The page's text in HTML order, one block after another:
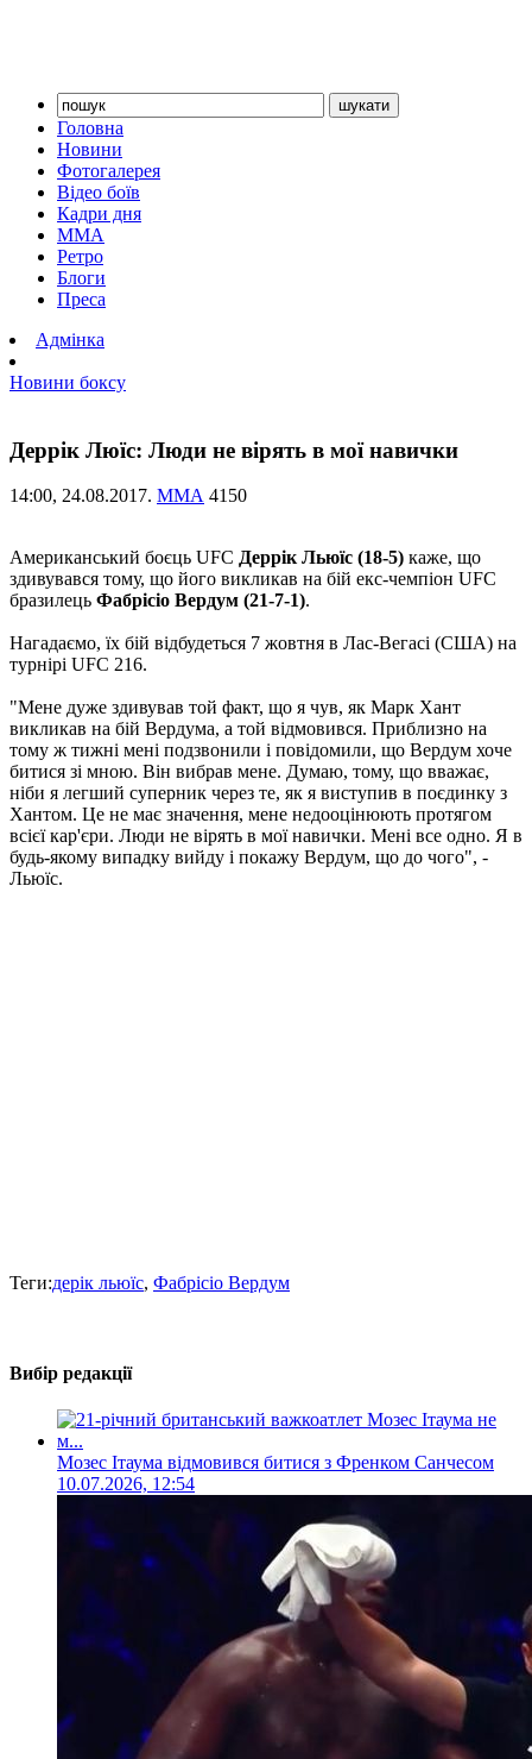
Головна
Новини
Фотогалерея
Відео боїв
Кадри дня
ММА
Ретро
Блоги
Преса
Адмінка
Новини боксу
Деррік Люїс: Люди не вірять в мої навички
14:00, 24.08.2017. ММА 4150
Американський боєць UFC Деррік Льюїс (18-5) каже, що
здивувався тому, що його викликав на бій екс-чемпіон UFC
бразилець Фабрісіо Вердум (21-7-1).
Нагадаємо, їх бій відбудеться 7 жовтня в Лас-Вегасі (США) на
турнірі UFC 216.
"Мене дуже здивував той факт, що я чув, як Марк Хант
викликав на бій Вердума, а той відмовився. Приблизно на
тому ж тижні мені подзвонили і повідомили, що Вердум хоче
битися зі мною. Він вибрав мене. Думаю, тому, що вважає,
ніби я легший суперник через те, як я виступив в поєдинку з
Хантом. Це не має значення, мене недооцінюють протягом
всієї кар'єри. Люди не вірять в мої навички. Мені все одно. Я в
будь-якому випадку вийду і покажу Вердум, що до чого", -
Льюїс.
Теги:дерік льюїс, Фабрісіо Вердум
Вибір редакції
Мозес Ітаума відмовився битися з Френком Санчесом
10.07.2026, 12:54